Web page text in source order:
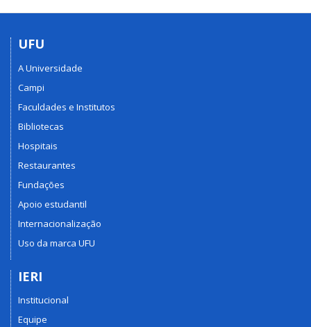
UFU
A Universidade
Campi
Faculdades e Institutos
Bibliotecas
Hospitais
Restaurantes
Fundações
Apoio estudantil
Internacionalização
Uso da marca UFU
IERI
Institucional
Equipe